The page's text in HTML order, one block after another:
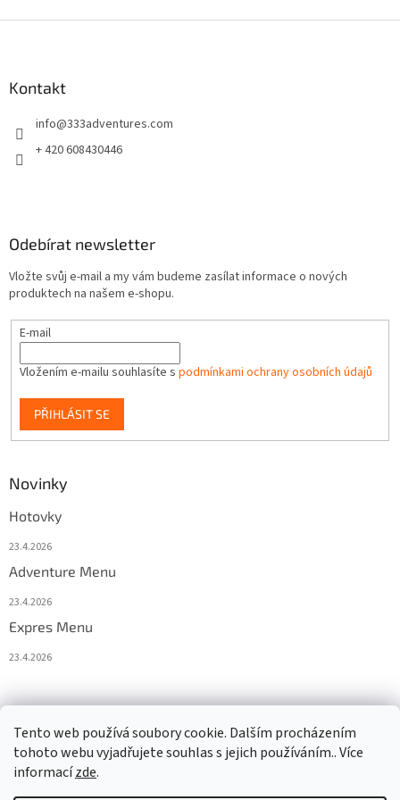
Tento web používá soubory cookie. Dalším procházením
tohoto webu vyjadřujete souhlas s jejich používáním.. Více
informacízde.
Kontakt
info@333adventures.com
+ 420 608430446
Odebírat newsletter
Vložte svůj e-mail a my vám budeme zasílat informace o nových
produktech na našem e-shopu.
E-mail
Vložením e-mailu souhlasíte s podmínkami ochrany osobních údajů
PŘIHLÁSIT SE
Novinky
Hotovky
23.4.2026
Adventure Menu
23.4.2026
Expres Menu
23.4.2026